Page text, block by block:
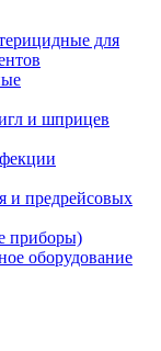
для
и шприцев
и предрейсовых
приборы)
оборудование